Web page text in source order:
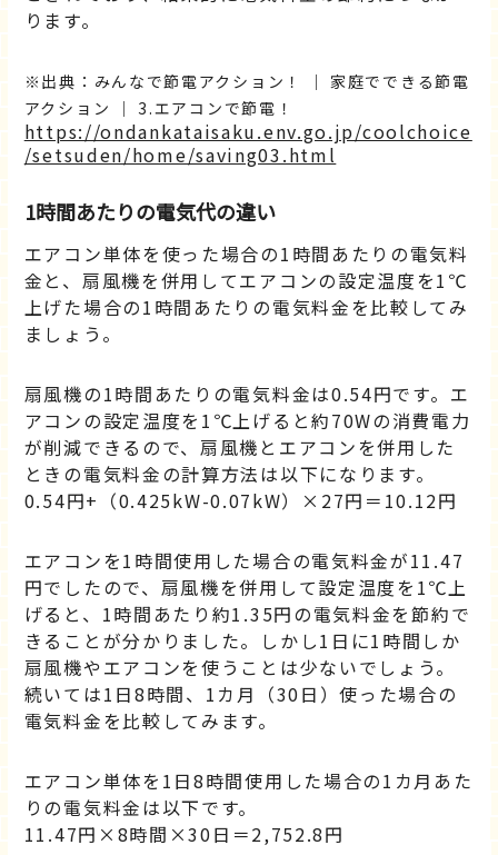
ります。
出典：みんなで節電アクション！ ｜ 家庭でできる節電
アクション ｜ 3.エアコンで節電！
https://ondankataisaku.env.go.jp/coolchoice
/setsuden/home/saving03.html
1時間あたりの電気代の違い
エアコン単体を使った場合の1時間あたりの電気料
金と、扇風機を併用してエアコンの設定温度を1℃
上げた場合の1時間あたりの電気料金を比較してみ
ましょう。
扇風機の1時間あたりの電気料金は0.54円です。エ
アコンの設定温度を1℃上げると約70Wの消費電力
が削減できるので、扇風機とエアコンを併用した
ときの電気料金の計算方法は以下になります。
0.54円+（0.425kW-0.07kW）×27円＝10.12円
エアコンを1時間使用した場合の電気料金が11.47
円でしたので、扇風機を併用して設定温度を1℃上
げると、1時間あたり約1.35円の電気料金を節約で
きることが分かりました。しかし1日に1時間しか
扇風機やエアコンを使うことは少ないでしょう。
続いては1日8時間、1カ月（30日）使った場合の
電気料金を比較してみます。
エアコン単体を1日8時間使用した場合の1カ月あた
りの電気料金は以下です。
11.47円×8時間×30日＝2,752.8円